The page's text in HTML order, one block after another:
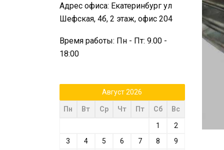
Адрес офиса: Екатеринбург ул
Шефская, 4б, 2 этаж, офис 204
Время работы: Пн - Пт: 9.00 -
18:00
Август 2026
Пн Вт Ср Чт Пт Сб Вс
1
2
3
4 5 6 7 8
9